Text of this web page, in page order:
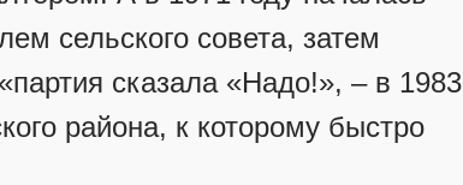
сельского совета, затем
сказала «Надо!», – в 1983
района, к которому быстро